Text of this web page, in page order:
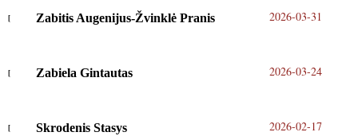
Zabitis Augenijus-Žvinklė Pranis 2026-03-31
Zabiela Gintautas 2026-03-24
Skrodenis Stasys 2026-02-17